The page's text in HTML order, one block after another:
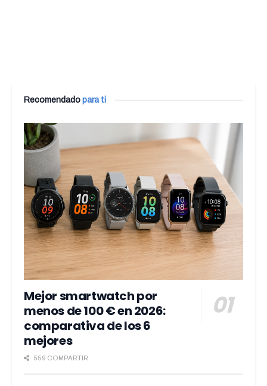
Recomendado para ti
Mejor smartwatch por
menos de 100 € en 2026:
comparativa de los 6
mejores
559 COMPARTIR